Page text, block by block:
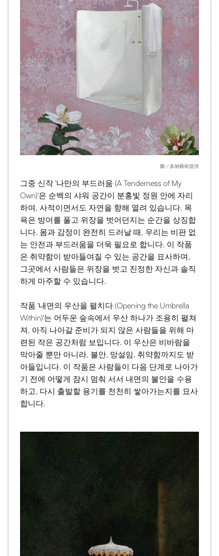
圖／多納藝術提供
그중 신작 '나만의 부드러움 (A Tenderness of My
Own)'은 순백의 샤워 공간이 분홍빛 정원 안에 자리
하여, 사적이면서도 자연을 향해 열려 있습니다. 목
욕은 방어를 풀고 위장을 벗어던지는 순간을 상징합
니다. 몸과 감정이 완전히 드러날 때, 우리는 비판 없
는 안전과 부드러움을 더욱 필요로 합니다. 이 작품
은 취약함이 받아들여질 수 있는 공간을 묘사하며,
그곳에서 사람들은 위장을 벗고 진정한 자신과 솔직
하게 마주할 수 있습니다.
작품 '내면의 우산을 펼치다 (Opening the Umbrella
Within)'는 어두운 숲속에서 우산 하나가 조용히 펼쳐
져, 아직 나아갈 준비가 되지 않은 사람들을 위해 마
련된 작은 공간처럼 보입니다. 이 우산은 비바람을
막아줄 뿐만 아니라, 불안, 망설임, 취약함까지도 받
아들입니다. 이 작품은 사람들이 다음 단계로 나아가
기 전에 어떻게 잠시 멈춰 서서 내면의 불안을 수용
하고, 다시 출발할 용기를 천천히 쌓아가는지를 묘사
합니다.